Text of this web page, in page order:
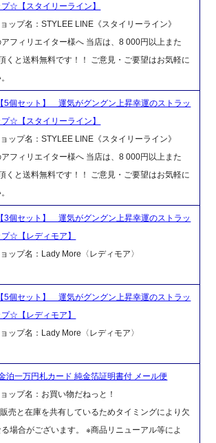
☆【スタイリーライン】
ップ名：STYLEE LINE《スタイリーライン》
フィリエイター様へ 当店は、8 000円以上また
くと送料無料です！！ ご意見・ご要望はお気軽に
5個セット】 運気がグングン上昇幸運のストラッ
☆【スタイリーライン】
ップ名：STYLEE LINE《スタイリーライン》
フィリエイター様へ 当店は、8 000円以上また
くと送料無料です！！ ご意見・ご要望はお気軽に
3個セット】 運気がグングン上昇幸運のストラッ
☆【レディモア】
ップ名：Lady More〈レディモア〉
5個セット】 運気がグングン上昇幸運のストラッ
☆【レディモア】
ップ名：Lady More〈レディモア〉
泊一万円札カード 純金箔証明書付 メール便
ップ名：お買い物だねっと！
販売と在庫を共有しているためタイミングにより欠
場合がございます。 ※商品リニューアル等によ